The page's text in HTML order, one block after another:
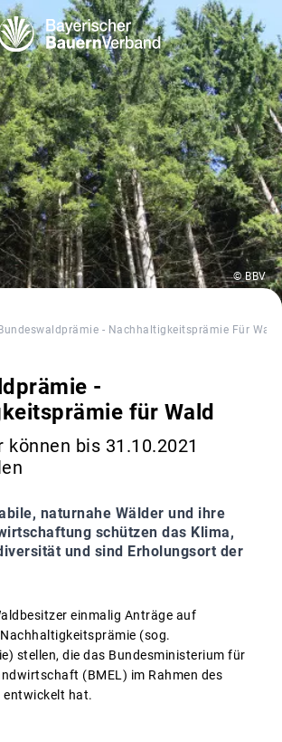
© BBV
Bundeswaldprämie - Nachhaltigkeitsprämie Für Wald
-
für Wald
können bis 31.10.2021
naturnahe Wälder und ihre
schützen das Klima,
und sind Erholungsort der
einmalig Anträge auf
(sog.
stellen, die das Bundesministerium für
(BMEL) im Rahmen des
entwickelt hat.